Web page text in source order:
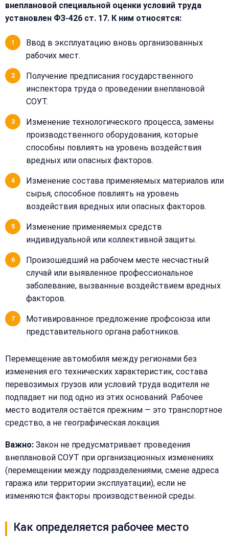
внеплановой специальной оценки условий труда
установлен ФЗ-426 ст. 17. К ним относятся:
Ввод в эксплуатацию вновь организованных
рабочих мест.
Получение предписания государственного
инспектора труда о проведении внеплановой
СОУТ.
Изменение технологического процесса, замены
производственного оборудования, которые
способны повлиять на уровень воздействия
вредных или опасных факторов.
Изменение состава применяемых материалов или
сырья, способное повлиять на уровень
воздействия вредных или опасных факторов.
Изменение применяемых средств
индивидуальной или коллективной защиты.
Произошедший на рабочем месте несчастный
случай или выявленное профессиональное
заболевание, вызванные воздействием вредных
факторов.
Мотивированное предложение профсоюза или
представительного органа работников.
Перемещение автомобиля между регионами без
изменения его технических характеристик, состава
перевозимых грузов или условий труда водителя не
подпадает ни под одно из этих оснований. Рабочее
место водителя остаётся прежним — это транспортное
средство, а не географическая локация.
Важно: Закон не предусматривает проведения
внеплановой СОУТ при организационных изменениях
(перемещении между подразделениями, смене адреса
гаража или территории эксплуатации), если не
изменяются факторы производственной среды.
Как определяется рабочее место